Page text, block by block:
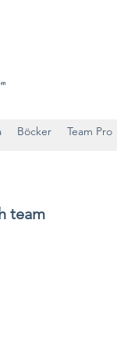
Böcker Team Pro
team